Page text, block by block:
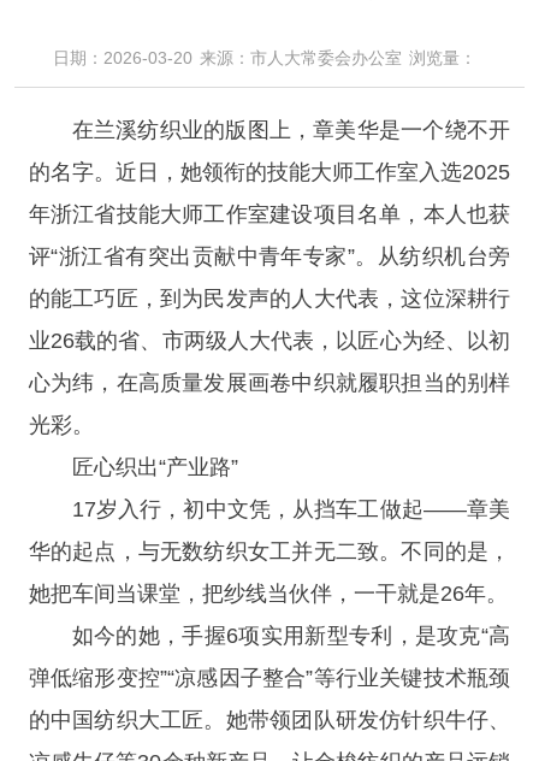
日期：2026-03-20 来源：​市人大常委会办公室 浏览量：​
在兰溪纺织业的版图上，章美华是一个绕不开
的名字。近日，她领衔的技能大师工作室入选2025
年浙江省技能大师工作室建设项目名单，本人也获
评“浙江省有突出贡献中青年专家”。从纺织机台旁
的能工巧匠，到为民发声的人大代表，这位深耕行
业26载的省、市两级人大代表，以匠心为经、以初
心为纬，在高质量发展画卷中织就履职担当的别样
光彩。
匠心织出“产业路”
17岁入行，初中文凭，从挡车工做起——章美
华的起点，与无数纺织女工并无二致。不同的是，
她把车间当课堂，把纱线当伙伴，一干就是26年。
如今的她，手握6项实用新型专利，是攻克“高
弹低缩形变控”“凉感因子整合”等行业关键技术瓶颈
的中国纺织大工匠。她带领团队研发仿针织牛仔、